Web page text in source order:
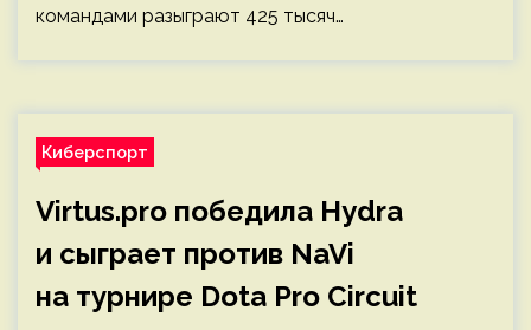
командами разыграют 425 тысяч…
Киберспорт
Virtus.pro победила Hydra
и сыграет против NaVi
на турнире Dota Pro Circuit